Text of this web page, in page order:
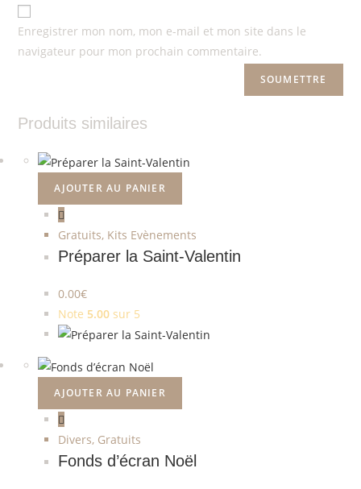
Enregistrer mon nom, mon e-mail et mon site dans le
navigateur pour mon prochain commentaire.
Produits similaires
AJOUTER AU PANIER
Gratuits, Kits Evènements
Préparer la Saint-Valentin
0.00€
Note 5.00 sur 5
AJOUTER AU PANIER
Divers, Gratuits
Fonds d’écran Noël